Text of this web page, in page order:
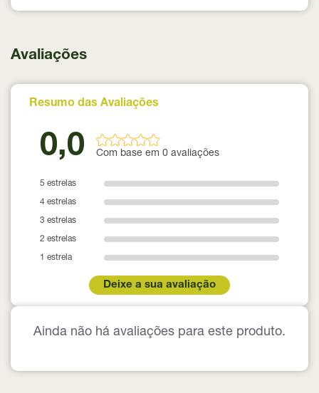
Avaliações
Resumo das Avaliações
0,0 Com base em 0 avaliações
5 estrelas
4 estrelas
3 estrelas
2 estrelas
1 estrela
Deixe a sua avaliação
Ainda não há avaliações para este produto.